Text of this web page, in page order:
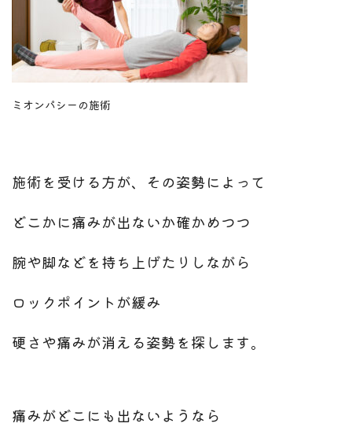
ミオンパシーの施術
施術を受ける方が、その姿勢によって
どこかに痛みが出ないか確かめつつ
腕や脚などを持ち上げたりしながら
ロックポイントが緩み
硬さや痛みが消える姿勢を探します。
痛みがどこにも出ないようなら